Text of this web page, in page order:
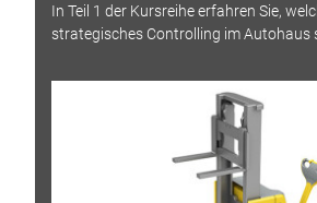
In Teil 1 der Kursreihe erfahren Sie,
strategisches Controlling im Autohaus